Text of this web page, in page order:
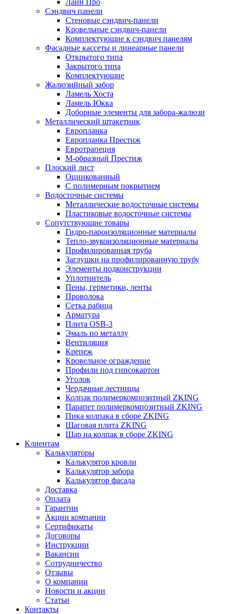
Лайн Про
Сэндвич панели
Стеновые сэндвич-панели
Кровельные сэндвич-панели
Комплектующие к сэндвич панелям
Фасадные кассеты и линеарные панели
Открытого типа
Закрытого типа
Комплектующие
Жалюзийный забор
Ламель Хоста
Ламель Юкка
Доборные элементы для забора-жалюзи
Металлический штакетник
Европланка
Европланка Престиж
Евротрапеция
М-образный Престиж
Плоский лист
Оцинкованный
С полимерным покрытием
Водосточные системы
Металлические водосточные системы
Пластиковые водосточные системы
Сопутствующие товары
Гидро-пароизоляционные материалы
Тепло-звукоизоляционные материалы
Профилированная труба
Заглушки на профилированную трубу
Элементы подконструкции
Уплотнитель
Пены, герметики, ленты
Проволока
Сетка рабица
Арматура
Плита OSB-3
Эмаль по металлу
Вентиляция
Крепеж
Кровельное ограждение
Профили под гипсокартон
Уголок
Чердачные лестницы
Колпак полимеркомпозитный ZKING
Парапет полимеркомпозитный ZKING
Пика колпака в сборе ZKING
Шаговая плита ZKING
Шар на колпак в сборе ZKING
Клиентам
Калькуляторы
Калькулятор кровли
Калькулятор забора
Калькулятор фасада
Доставка
Оплата
Гарантии
Акции компании
Сертификаты
Договоры
Инструкции
Вакансии
Сотрудничество
Отзывы
О компании
Новости и акции
Статьи
Контакты